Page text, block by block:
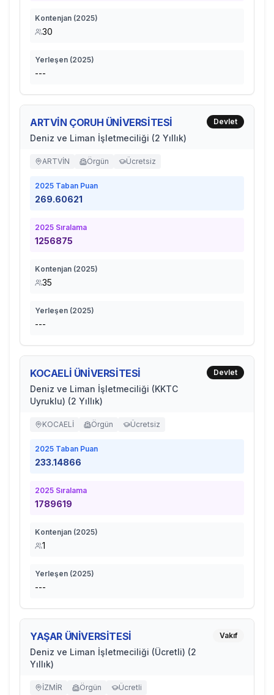
Kontenjan (2025)
30
Yerleşen (2025)
---
ARTVİN ÇORUH ÜNİVERSİTESİ
Deniz ve Liman İşletmeciliği (2 Yıllık)
Devlet
ARTVİN Örgün Ücretsiz
2025 Taban Puan
269.60621
2025 Sıralama
1256875
Kontenjan (2025)
35
Yerleşen (2025)
---
KOCAELİ ÜNİVERSİTESİ
Deniz ve Liman İşletmeciliği (KKTC
Uyruklu) (2 Yıllık)
Devlet
KOCAELİ Örgün Ücretsiz
2025 Taban Puan
233.14866
2025 Sıralama
1789619
Kontenjan (2025)
1
Yerleşen (2025)
---
YAŞAR ÜNİVERSİTESİ
Deniz ve Liman İşletmeciliği (Ücretli) (2
Yıllık)
Vakıf
İZMİR Örgün Ücretli